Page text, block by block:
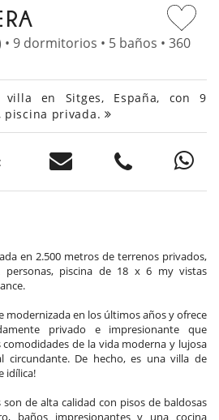
9 dormitorios • 5 baños • 360
en Sitges, España, con 9
piscina privada.
en 2.500 metros de terrenos privados,
personas, piscina de 18 x 6 my vistas
modernizada en los últimos años y ofrece
privado e impresionante que
de la vida moderna y lujosa
De hecho, es una villa de
idílica!
son de alta calidad con pisos de baldosas
baños impresionantes y una cocina